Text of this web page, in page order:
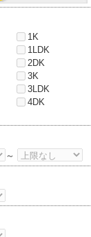
1K
1LDK
2DK
3K
3LDK
4DK
～